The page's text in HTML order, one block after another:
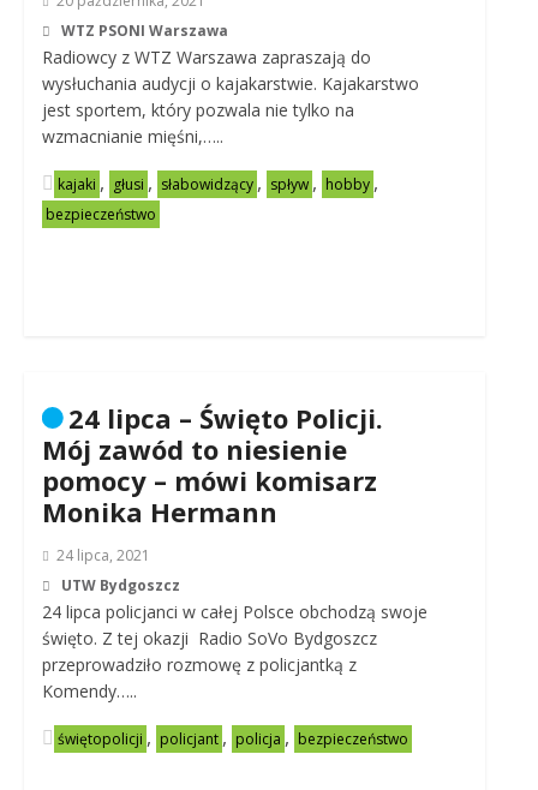
WTZ PSONI Warszawa
Radiowcy z WTZ Warszawa zapraszają do
wysłuchania audycji o kajakarstwie. Kajakarstwo
jest sportem, który pozwala nie tylko na
wzmacnianie mięśni,…..
kajaki , głusi , słabowidzący , spływ , hobby ,
bezpieczeństwo
24 lipca – Święto Policji.
Mój zawód to niesienie
pomocy – mówi komisarz
Monika Hermann
24 lipca, 2021
UTW Bydgoszcz
24 lipca policjanci w całej Polsce obchodzą swoje
święto. Z tej okazji Radio SoVo Bydgoszcz
przeprowadziło rozmowę z policjantką z
Komendy…..
świętopolicji , policjant , policja , bezpieczeństwo